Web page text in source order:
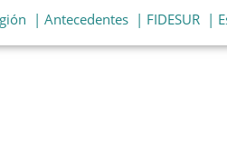
| Antecedentes | FIDESUR |